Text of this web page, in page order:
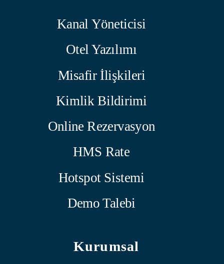
Kanal Yöneticisi
Otel Yazılımı
Misafir İlişkileri
Kimlik Bildirimi
Online Rezervasyon
HMS Rate
Hotspot Sistemi
Demo Talebi
Kurumsal